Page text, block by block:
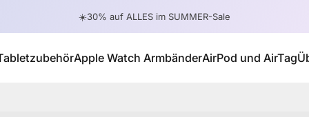
☀️30% auf ALLES im SUMMER-Sale
Apple Watch ArmbänderAirPod und AirTag